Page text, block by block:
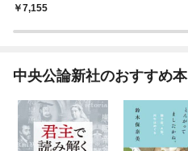
7,155
中央公論新社のおすすめ本